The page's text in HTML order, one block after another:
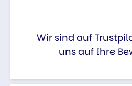
Wir sind auf
uns auf Ihre